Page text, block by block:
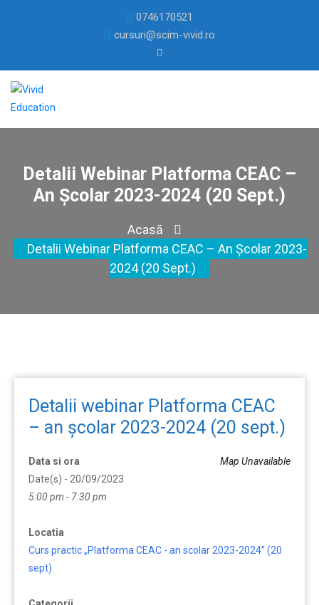
0746170521
cursuri@scim-vivid.ro
Detalii Webinar Platforma CEAC –
An Școlar 2023-2024 (20 Sept.)
Acasă
Detalii Webinar Platforma CEAC – An Școlar 2023-
2024 (20 Sept.)
Detalii webinar Platforma CEAC
– an școlar 2023-2024 (20 sept.)
Map Unavailable
Data si ora
Date(s) - 20/09/2023
5:00 pm - 7:30 pm
Locatia
Curs practic „Platforma CEAC - an scolar 2023-2024” (20
sept)